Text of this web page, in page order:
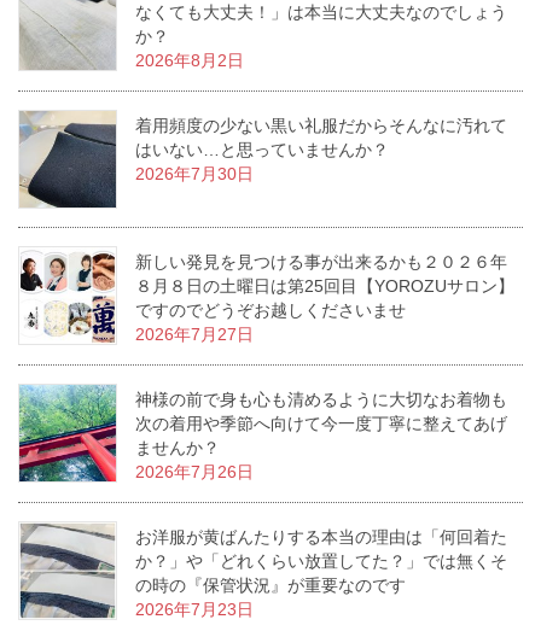
なくても大丈夫！」は本当に大丈夫なのでしょう
か？
2026年8月2日
着用頻度の少ない黒い礼服だからそんなに汚れて
はいない…と思っていませんか？
2026年7月30日
新しい発見を見つける事が出来るかも２０２６年
８月８日の土曜日は第25回目【YOROZUサロン】
ですのでどうぞお越しくださいませ
2026年7月27日
神様の前で身も心も清めるように大切なお着物も
次の着用や季節へ向けて今一度丁寧に整えてあげ
ませんか？
2026年7月26日
お洋服が黄ばんたりする本当の理由は「何回着た
か？」や「どれくらい放置してた？」では無くそ
の時の『保管状況』が重要なのです
2026年7月23日